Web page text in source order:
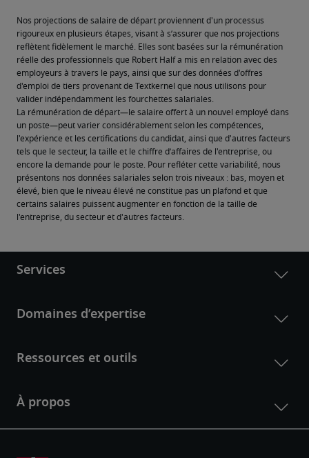
Nos projections de salaire de départ proviennent d'un processus
rigoureux en plusieurs étapes, visant à s’assurer que nos projections
reflètent fidèlement le marché. Elles sont basées sur la rémunération
réelle des professionnels que Robert Half a mis en relation avec des
employeurs à travers le pays, ainsi que sur des données d'offres
d'emploi de tiers provenant de Textkernel que nous utilisons pour
valider indépendamment les fourchettes salariales.
La rémunération de départ—le salaire offert à un nouvel employé dans
un poste—peut varier considérablement selon les compétences,
l'expérience et les certifications du candidat, ainsi que d'autres facteurs
tels que le secteur, la taille et le chiffre d’affaires de l'entreprise, ou
encore la demande pour le poste. Pour refléter cette variabilité, nous
présentons nos données salariales selon trois niveaux : bas, moyen et
élevé, bien que le niveau élevé ne constitue pas un plafond et que
certains salaires puissent augmenter en fonction de la taille de
l'entreprise, du secteur et d'autres facteurs.